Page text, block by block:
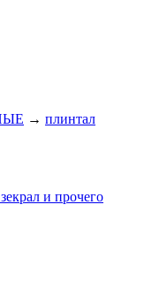
→ плинтал
и прочего